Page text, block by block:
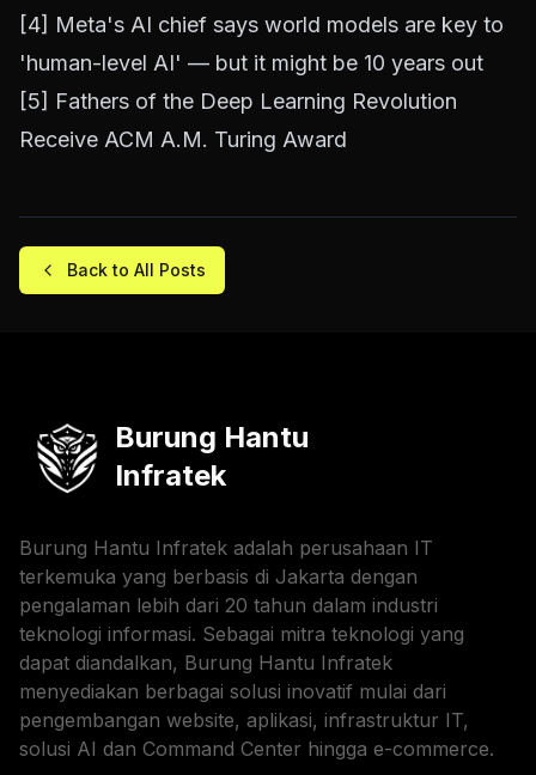
[4] Meta's AI chief says world models are key to
'human-level AI' — but it might be 10 years out
[5] Fathers of the Deep Learning Revolution
Receive ACM A.M. Turing Award
Back to All Posts
Burung Hantu
Infratek
Burung Hantu Infratek adalah perusahaan IT
terkemuka yang berbasis di Jakarta dengan
pengalaman lebih dari 20 tahun dalam industri
teknologi informasi. Sebagai mitra teknologi yang
dapat diandalkan, Burung Hantu Infratek
menyediakan berbagai solusi inovatif mulai dari
pengembangan website, aplikasi, infrastruktur IT,
solusi AI dan Command Center hingga e-commerce.